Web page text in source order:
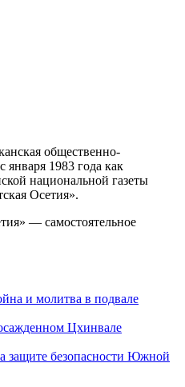
общественно-
января 1983 года как
национальной газеты
Осетия».
— самостоятельное
и молитва в подвале
Цхинвале
защите безопасности Южной